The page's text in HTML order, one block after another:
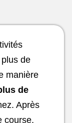
plus de
manière
de
Après
course,